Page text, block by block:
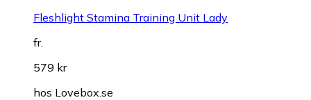
Fleshlight Stamina Training Unit Lady
fr.
579 kr
hos Lovebox.se